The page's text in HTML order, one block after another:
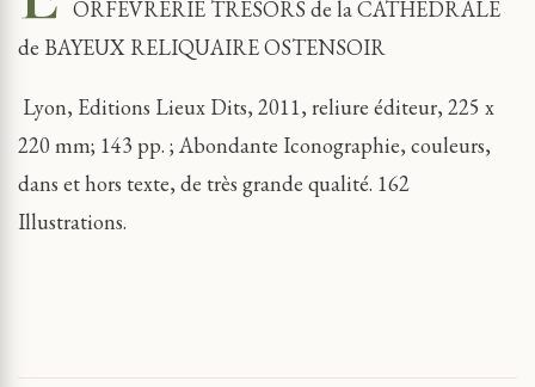
ORFEVRERIE TRESORS de la CATHEDRALE
de BAYEUX RELIQUAIRE OSTENSOIR
Lyon, Editions Lieux Dits, 2011, reliure éditeur, 225 x
220 mm; 143 pp. ; Abondante Iconographie, couleurs,
dans et hors texte, de très grande qualité. 162
Illustrations.